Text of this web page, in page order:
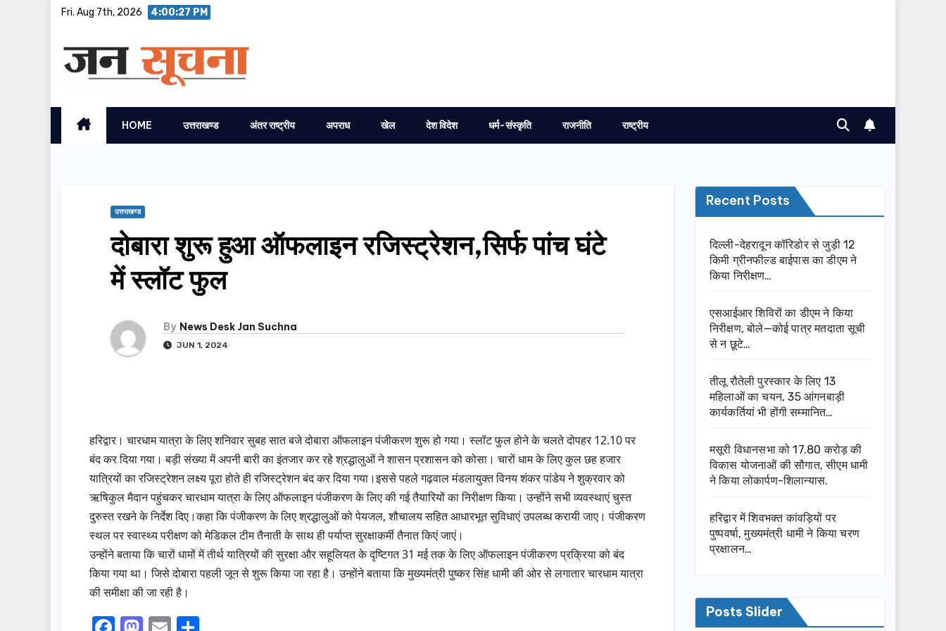
Fri. Aug 7th, 2026 4:00:28 PM
HOME उत्तराखण्ड अंतर राष्ट्रीय अपराध खेल देश विदेश धर्म-संस्कृति राजनीति राष्ट्रीय
उत्तराखण्ड
दोबारा शुरू हुआ ऑफलाइन रजिस्ट्रेशन,सिर्फ पांच घंटे
में स्‍लॉट फुल
By News Desk Jan Suchna
JUN 1, 2024
हरिद्वार। चारधाम यात्रा के लिए शनिवार सुबह सात बजे दोबारा ऑफलाइन पंजीकरण शुरू हो गया। स्लॉट फुल होने के चलते दोपहर 12.10 पर
बंद कर दिया गया। बड़ी संख्या में अपनी बारी का इंतजार कर रहे श्रद्धालुओं ने शासन प्रशासन को कोसा। चारों धाम के लिए कुल छह हजार
यात्रियों का रजिस्ट्रेशन लक्ष्य पूरा होते ही रजिस्ट्रेशन बंद कर दिया गया।इससे पहले गढ़वाल मंडलायुक्त विनय शंकर पांडेय ने शुक्रवार को
ऋषिकुल मैदान पहुंचकर चारधाम यात्रा के लिए ऑफलाइन पंजीकरण के लिए की गई तैयारियों का निरीक्षण किया। उन्होंने सभी व्यवस्थाएं चुस्त
दुरुस्त रखने के निर्देश दिए।कहा कि पंजीकरण के लिए श्रद्धालुओं को पेयजल, शौचालय सहित आधारभूत सुविधाएं उपलब्ध करायी जाए। पंजीकरण
स्थल पर स्वास्थ्य परीक्षण को मेडिकल टीम तैनाती के साथ ही पर्याप्त सुरक्षाकर्मी तैनात किएं जाएं।
उन्होंने बताया कि चारों धामों में तीर्थ यात्रियों की सुरक्षा और सहूलियत के दृष्टिगत 31 मई तक के लिए ऑफलाइन पंजीकरण प्रक्रिया को बंद
किया गया था। जिसे दोबारा पहली जून से शुरू किया जा रहा है। उन्होंने बताया कि मुख्यमंत्री पुष्कर सिंह धामी की ओर से लगातार चारधाम यात्रा
की समीक्षा की जा रही है।
Recent Posts
दिल्ली-देहरादून कॉरिडोर से जुड़ी 12
किमी ग्रीनफील्ड बाईपास का डीएम ने
किया निरीक्षण…
एसआईआर शिविरों का डीएम ने किया
निरीक्षण, बोले—कोई पात्र मतदाता सूची
से न छूटे…
तीलू रौतेली पुरस्कार के लिए 13
महिलाओं का चयन, 35 आंगनबाड़ी
कार्यकर्तियां भी होंगी सम्मानित…
मसूरी विधानसभा को 17.80 करोड़ की
विकास योजनाओं की सौगात, सीएम धामी
ने किया लोकार्पण-शिलान्यास.
हरिद्वार में शिवभक्त कांवड़ियों पर
पुष्पवर्षा, मुख्यमंत्री धामी ने किया चरण
प्रक्षालन…
Posts Slider